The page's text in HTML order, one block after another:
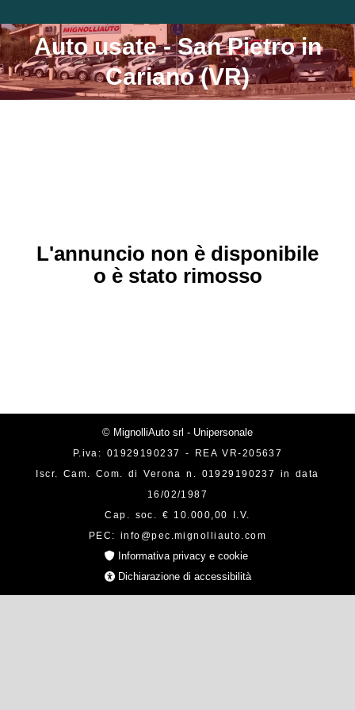
Auto usate - San Pietro in
Cariano (VR)
Tu sei qui:
L'annuncio non è disponibile
o è stato rimosso
© MignolliAuto srl - Unipersonale
P.iva: 01929190237 - REA VR-205637
Iscr. Cam. Com. di Verona n. 01929190237 in data
16/02/1987
Cap. soc. € 10.000,00 I.V.
PEC: info@pec.mignolliauto.com
Informativa privacy e cookie
Dichiarazione di accessibilità